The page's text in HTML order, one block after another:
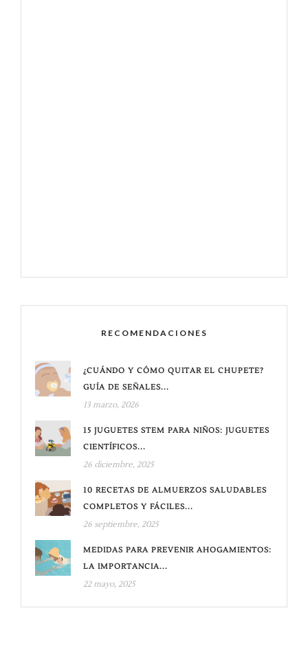
RECOMENDACIONES
¿CUÁNDO Y CÓMO QUITAR EL CHUPETE?
GUÍA DE SEÑALES...
13 marzo, 2026
15 JUGUETES STEM PARA NIÑOS: JUGUETES
CIENTÍFICOS...
26 diciembre, 2025
10 RECETAS DE ALMUERZOS SALUDABLES
COMPLETOS Y FÁCILES...
26 septiembre, 2025
MEDIDAS PARA PREVENIR AHOGAMIENTOS:
LA IMPORTANCIA...
22 mayo, 2025